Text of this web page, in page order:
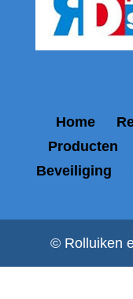
Home
Producten
Beveiliging
© Rolluiken